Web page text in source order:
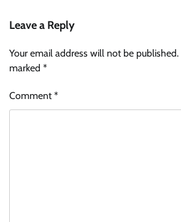
Leave a Reply
Your email address will not be published.
marked *
Comment*